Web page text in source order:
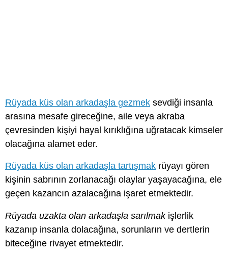
Rüyada küs olan arkadaşla gezmek sevdiği insanla
arasına mesafe gireceğine, aile veya akraba
çevresinden kişiyi hayal kırıklığına uğratacak kimseler
olacağına alamet eder.
Rüyada küs olan arkadaşla tartışmak rüyayı gören
kişinin sabrının zorlanacağı olaylar yaşayacağına, ele
geçen kazancın azalacağına işaret etmektedir.
Rüyada uzakta olan arkadaşla sarılmakişlerlik
kazanıp insanla dolacağına, sorunların ve dertlerin
biteceğine rivayet etmektedir.